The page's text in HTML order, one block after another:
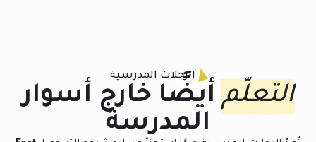
الرحلات المدرسية
التعلّم أيضًا خارج أسوار
المدرسة